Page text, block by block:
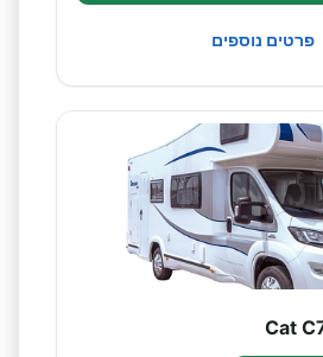
פרטים נוספים
Cat